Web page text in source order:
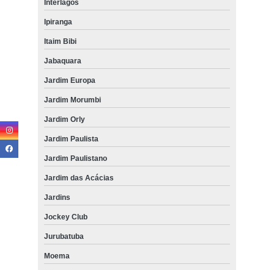
Interlagos
Ipiranga
Itaim Bibi
Jabaquara
Jardim Europa
Jardim Morumbi
Jardim Orly
Jardim Paulista
Jardim Paulistano
Jardim das Acácias
Jardins
Jockey Club
Jurubatuba
Moema